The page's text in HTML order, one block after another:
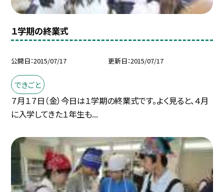
１学期の終業式
公開日 2015/07/17 更新日 2015/07/17
できごと
７月１７日（金）今日は１学期の終業式です。よく見ると、４月
に入学してきた１年生も...